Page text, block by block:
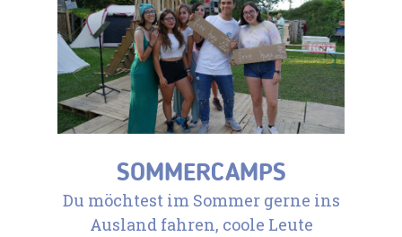
SOMMERCAMPS
Du möchtest im Sommer gerne ins
Ausland fahren, coole Leute